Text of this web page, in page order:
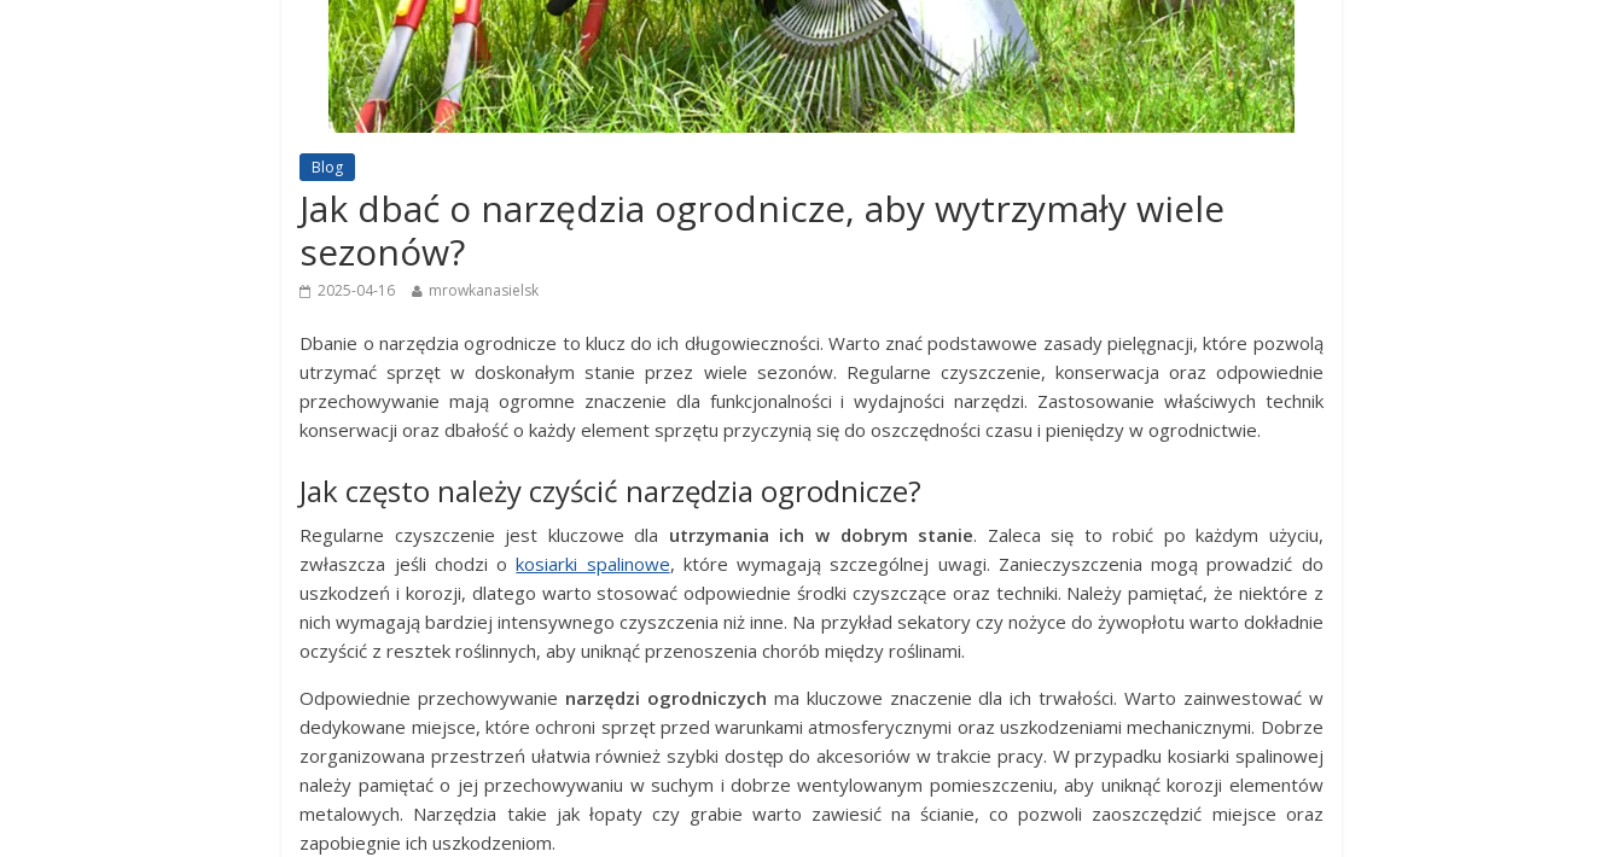
Blog
Jak dbać o narzędzia ogrodnicze, aby wytrzymały wiele
sezonów?
2025-04-16 mrowkanasielsk
Dbanie o narzędzia ogrodnicze to klucz do ich długowieczności. Warto znać podstawowe zasady pielęgnacji, które pozwolą
utrzymać sprzęt w doskonałym stanie przez wiele sezonów. Regularne czyszczenie, konserwacja oraz odpowiednie
przechowywanie mają ogromne znaczenie dla funkcjonalności i wydajności narzędzi. Zastosowanie właściwych technik
konserwacji oraz dbałość o każdy element sprzętu przyczynią się do oszczędności czasu i pieniędzy w ogrodnictwie.
Jak często należy czyścić narzędzia ogrodnicze?
Regularne czyszczenie jest kluczowe dla utrzymania ich w dobrym stanie. Zaleca się to robić po każdym użyciu,
zwłaszcza jeśli chodzi okosiarki spalinowe, które wymagają szczególnej uwagi. Zanieczyszczenia mogą prowadzić do
uszkodzeń i korozji, dlatego warto stosować odpowiednie środki czyszczące oraz techniki. Należy pamiętać, że niektóre z
nich wymagają bardziej intensywnego czyszczenia niż inne. Na przykład sekatory czy nożyce do żywopłotu warto dokładnie
oczyścić z resztek roślinnych, aby uniknąć przenoszenia chorób między roślinami.
Odpowiednie przechowywanie narzędzi ogrodniczych ma kluczowe znaczenie dla ich trwałości. Warto zainwestować w
dedykowane miejsce, które ochroni sprzęt przed warunkami atmosferycznymi oraz uszkodzeniami mechanicznymi. Dobrze
zorganizowana przestrzeń ułatwia również szybki dostęp do akcesoriów w trakcie pracy. W przypadku kosiarki spalinowej
należy pamiętać o jej przechowywaniu w suchym i dobrze wentylowanym pomieszczeniu, aby uniknąć korozji elementów
metalowych. Narzędzia takie jak łopaty czy grabie warto zawiesić na ścianie, co pozwoli zaoszczędzić miejsce oraz
zapobiegnie ich uszkodzeniom.